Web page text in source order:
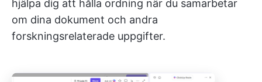
hjälpa dig att hålla ordning när du samarbetar
om dina dokument och andra
forskningsrelaterade uppgifter.